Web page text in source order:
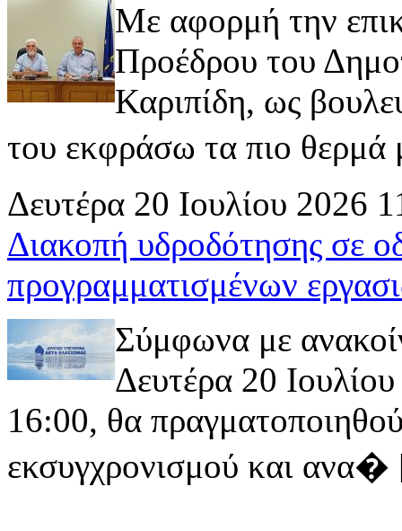
Με αφορμή την
Προέδρου του
Καριπίδη, ως
του εκφράσω τα πιο
Δευτέρα 20 Ιουλίου 2026
Διακοπή υδροδότησης σε
προγραμματισμένων
Σύμφωνα με
Δευτέρα 20
16:00, θα
εκσυγχρονισμού και